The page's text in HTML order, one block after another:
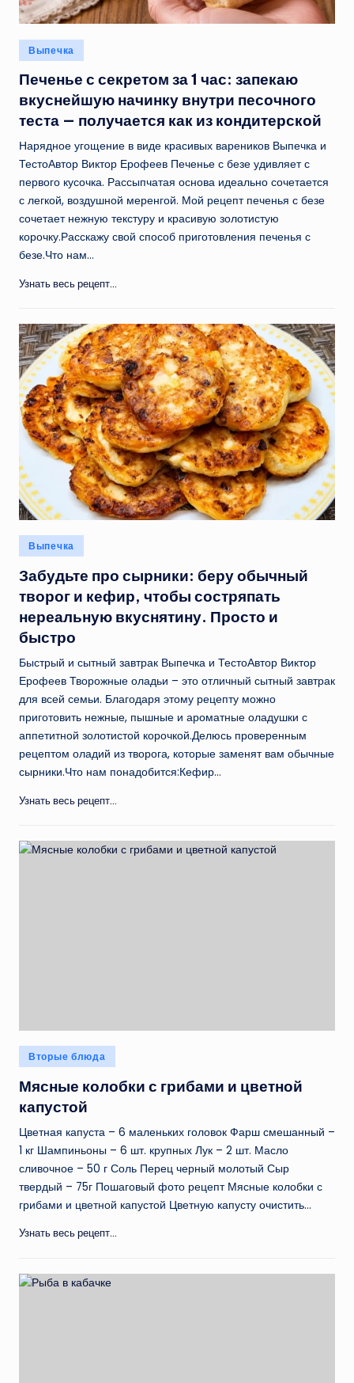
Опубликовано
в
Выпечка
Печенье с секретом за 1 час: запекаю
вкуснейшую начинку внутри песочного
теста — получается как из кондитерской
Нарядное угощение в виде красивых вареников Выпечка и
ТестоАвтор Виктор Ерофеев Печенье с безе удивляет с
первого кусочка. Рассыпчатая основа идеально сочетается
с легкой, воздушной меренгой. Мой рецепт печенья с безе
сочетает нежную текстуру и красивую золотистую
корочку.Расскажу свой способ приготовления печенья с
безе.Что нам…
Узнать весь рецепт...
Опубликовано
в
Выпечка
Забудьте про сырники: беру обычный
творог и кефир, чтобы состряпать
нереальную вкуснятину. Просто и
быстро
Быстрый и сытный завтрак Выпечка и ТестоАвтор Виктор
Ерофеев Творожные оладьи – это отличный сытный завтрак
для всей семьи. Благодаря этому рецепту можно
приготовить нежные, пышные и ароматные оладушки с
аппетитной золотистой корочкой.Делюсь проверенным
рецептом оладий из творога, которые заменят вам обычные
сырники.Что нам понадобится:Кефир…
Узнать весь рецепт...
Опубликовано
в
Вторые блюда
Мясные колобки с грибами и цветной
капустой
Цветная капуста – 6 маленьких головок Фарш смешанный –
1 кг Шампиньоны – 6 шт. крупных Лук – 2 шт. Масло
сливочное – 50 г Соль Перец черный молотый Сыр
твердый – 75г Пошаговый фото рецепт Мясные колобки с
грибами и цветной капустой Цветную капусту очистить…
Узнать весь рецепт...